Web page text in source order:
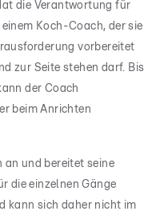
die Verantwortung für
Koch-Coach, der sie
vorbereitet
zur Seite stehen darf. Bis
der Coach
beim Anrichten
und bereitet seine
die einzelnen Gänge
kann sich daher nicht im